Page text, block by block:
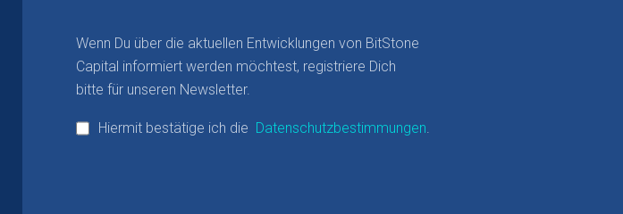
Wenn Du über die aktuellen Entwicklungen von BitStone
Capital informiert werden möchtest, registriere Dich
bitte für unseren Newsletter.
Hiermit bestätige ich die Datenschutzbestimmungen.